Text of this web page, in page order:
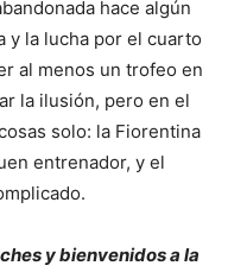
hace algún
y la lucha por el cuarto
al menos un trofeo en
la ilusión, pero en el
solo: la Fiorentina
entrenador, y el
y bienvenidos a la